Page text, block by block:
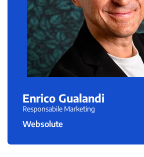
Enrico Gualandi
Responsabile Marketing
Websolute